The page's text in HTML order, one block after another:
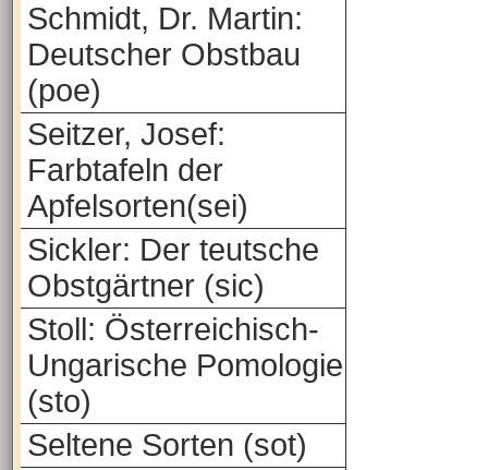
Schmidt, Dr. Martin:
Deutscher Obstbau
(poe)
Seitzer, Josef:
Farbtafeln der
Apfelsorten(sei)
Sickler: Der teutsche
Obstgärtner (sic)
Stoll: Österreichisch-
Ungarische Pomologie
(sto)
Seltene Sorten (sot)